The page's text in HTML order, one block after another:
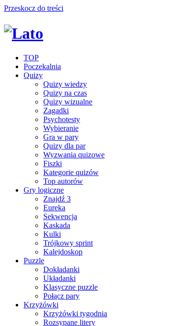
Przeskocz do treści
TOP
Poczekalnia
Quizy
Quizy wiedzy
Quizy na czas
Quizy wizualne
Zagadki
Psychotesty
Wybieranie
Gra w pary
Quizy dla par
Wyzwania quizowe
Fiszki
Kategorie quizów
Top autorów
Gry logiczne
Znajdź 3
Eureka
Sekwencja
Kaskada
Kulki
Trójkowy sprint
Kalejdoskop
Puzzle
Dokładanki
Układanki
Klasyczne puzzle
Połącz pary
Krzyżówki
Krzyżówki tygodnia
Rozsypane litery